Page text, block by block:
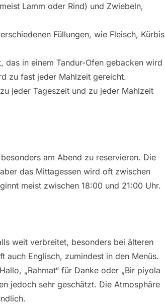
Lamm oder Rind) und Zwiebeln,
Füllungen, wie Fleisch, Kürbis
das in einem Tandur-Ofen gebacken wird
zu fast jeder Mahlzeit gereicht.
jeder Tageszeit und zu jeder Mahlzeit
am Abend zu reservieren. Die
das Mittagessen wird oft zwischen
meist zwischen 18:00 und 21:00 Uhr.
weit verbreitet, besonders bei älteren
auch Englisch, zumindest in den Menüs.
„Rahmat“ für Danke oder „Bir piyola
jedoch sehr geschätzt. Die Atmosphäre